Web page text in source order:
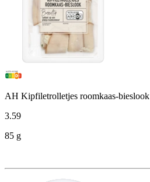
AH Kipfiletrolletjes roomkaas-bieslook
3.59
85 g